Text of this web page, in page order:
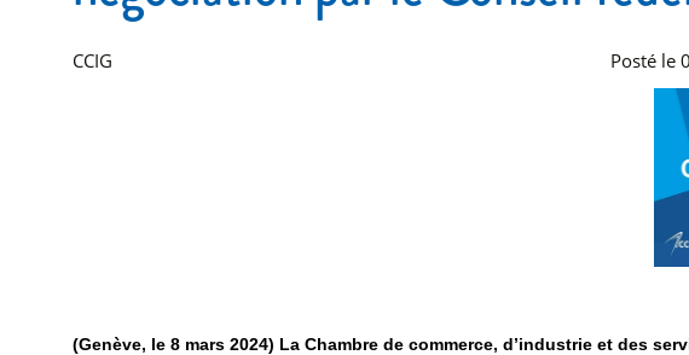
CCIG Posté le
(Genève, le 8 mars 2024) La Chambre de commerce, d’industrie et des